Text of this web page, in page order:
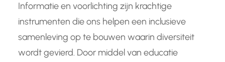
Informatie en voorlichting zijn krachtige
instrumenten die ons helpen een inclusieve
samenleving op te bouwen waarin diversiteit
wordt gevierd. Door middel van educatie